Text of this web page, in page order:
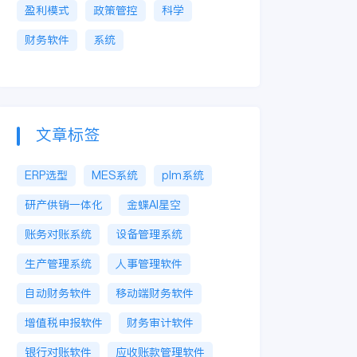
盈利模式
政策管控
科学
财务软件
系统
文章标签
ERP选型 MES系统
plm系统
研产供销一体化
金蝶AI星空
账务对账系统
设备管理系统
生产管理系统
人事管理软件
自动财务软件
移动端财务软件
增值税申报软件
财务审计软件
银行对账软件
应收账款管理软件